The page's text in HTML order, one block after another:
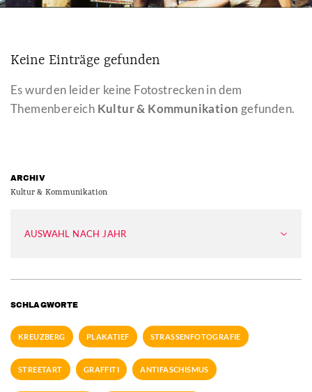
Keine Einträge gefunden
Es wurden leider keine Fotostrecken in dem
Themenbereich Kultur & Kommunikation gefunden.
ARCHIV
Kultur & Kommunikation
AUSWAHL NACH JAHR
SCHLAGWORTE
KREUZBERG PLAKATIEF STRASSENFOTOGRAFIE
STREETART GRAFFITI ANTIFASCHISMUS